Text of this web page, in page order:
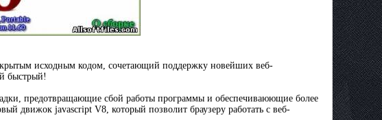
исходным кодом, сочетающий поддержку новейших веб-
быстрый!
предотвращающие сбой работы программы и обеспечиваюющие более
движок javascript V8, который позволит браузеру работать с веб-